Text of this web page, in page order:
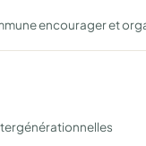
encourager et